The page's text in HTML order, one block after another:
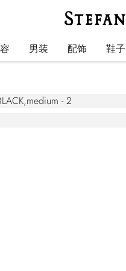
男装 配饰 鞋子